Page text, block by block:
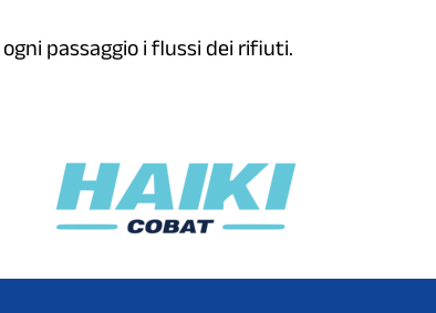
passaggio i flussi dei rifiuti.